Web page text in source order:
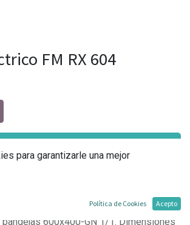
FM RX 604
600x400-GN 1/1. Dimensiones
para garantizarle una mejor
Política de Cookies Acepto